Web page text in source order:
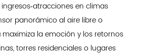
en climas
panorámico al aire libre o
maximiza la emoción y los retornos
torres residenciales o lugares